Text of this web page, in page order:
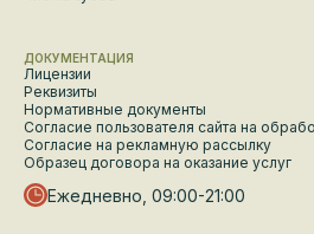
ДОКУМЕНТАЦИЯ
Лицензии
Реквизиты
Нормативные документы
Согласие пользователя сайта на
Согласие на рекламную рассылку
Образец договора на оказание услуг
Ежедневно, 09:00-21:00